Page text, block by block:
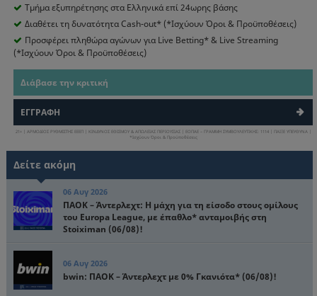
Τμήμα εξυπηρέτησης στα Ελληνικά επί 24ωρης βάσης
Διαθέτει τη δυνατότητα Cash-out* (*Ισχύουν Όροι & Προϋποθέσεις)
Προσφέρει πληθώρα αγώνων για Live Betting* & Live Streaming
(*Ισχύουν Όροι & Προϋποθέσεις)
Διάβασε την κριτική
ΕΓΓΡΑΦΗ
21+ | ΑΡΜΟΔΙΟΣ ΡΥΘΜΙΣΤΗΣ ΕΕΕΠ | ΚΙΝΔΥΝΟΣ ΕΘΙΣΜΟΥ & ΑΠΩΛΕΙΑΣ ΠΕΡΙΟΥΣΙΑΣ | ΕΟΠΑΕ – ΓΡΑΜΜΗ ΣΥΜΒΟΥΛΕΥΤΙΚΗΣ: 1114 | ΠΑΙΞΕ ΥΠΕΥΘΥΝΑ |
*Ισχύουν Όροι & Προϋποθέσεις
Δείτε ακόμη
06 Αυγ 2026
ΠΑΟΚ – Άντερλεχτ: Η μάχη για τη είσοδο στους ομίλους
του Europa League, με έπαθλο* ανταμοιβής στη
Stoiximan (06/08)!
06 Αυγ 2026
bwin: ΠΑΟΚ – Άντερλεχτ με 0% Γκανιότα* (06/08)!